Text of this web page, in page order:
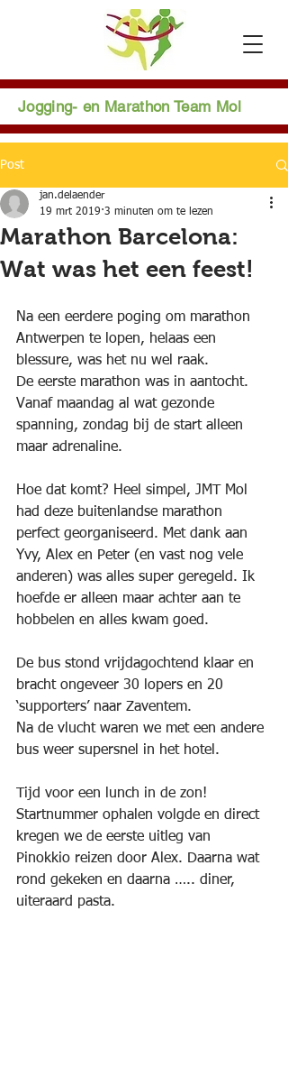
Jogging- en Marathon Team Mol
Post
Marathon Barcelona:
Wat was het een feest!
jan.delaender
19 mrt 2019 3 minuten om te lezen
Na een eerdere poging om marathon
Antwerpen te lopen, helaas een
blessure, was het nu wel raak.
De eerste marathon was in aantocht.
Vanaf maandag al wat gezonde
spanning, zondag bij de start alleen
maar adrenaline.
Hoe dat komt? Heel simpel, JMT Mol
had deze buitenlandse marathon
perfect georganiseerd. Met dank aan
Yvy, Alex en Peter (en vast nog vele
anderen) was alles super geregeld. Ik
hoefde er alleen maar achter aan te
hobbelen en alles kwam goed.
De bus stond vrijdagochtend klaar en
bracht ongeveer 30 lopers en 20
‘supporters’ naar Zaventem.
Na de vlucht waren we met een andere
bus weer supersnel in het hotel.
Tijd voor een lunch in de zon!
Startnummer ophalen volgde en direct
kregen we de eerste uitleg van
Pinokkio reizen door Alex. Daarna wat
rond gekeken en daarna ….. diner,
uiteraard pasta.